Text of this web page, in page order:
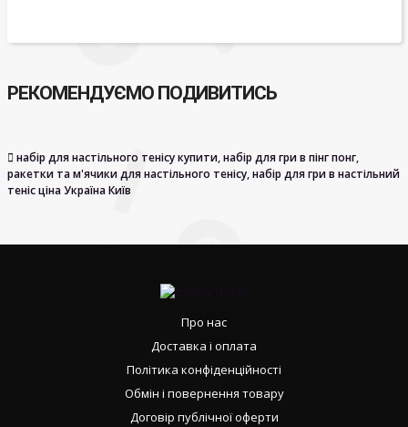
РЕКОМЕНДУЄМО ПОДИВИТИСЬ
набір для настільного тенісу купити,набір для гри в пінг понг,
ракетки та м'ячики для настільного тенісу,набір для гри в настільний
теніс ціна Україна Київ
Про нас
Доставка і оплата
Політика конфіденційності
Обмін і повернення товару
Договір публічної оферти